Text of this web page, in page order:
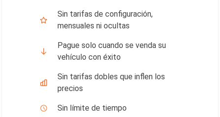
Sin tarifas de configuración,
mensuales ni ocultas
Pague solo cuando se venda su
vehículo con éxito
Sin tarifas dobles que inflen los
precios
Sin límite de tiempo